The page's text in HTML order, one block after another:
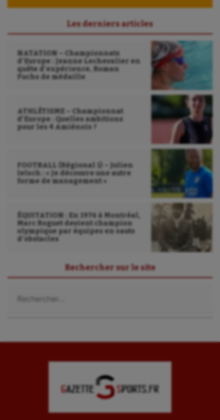
Les derniers articles
NATATION – Championnats
d’Europe : Jeanne Lechevalier en
quête d’expérience, Roman
Fuchs de médaille
ATHLÉTISME – Championnat
d’Europe : Quelles ambitions
pour les 4 Amiénois ?
FOOTBALL (Régional 1) – Julien
Ielsch : « Je découvre une autre
forme de management »
ÉQUITATION : En 1976 à Montréal,
Marc Roguet devient champion
olympique par équipes en sauts
d’obstacles
Rechercher sur le site